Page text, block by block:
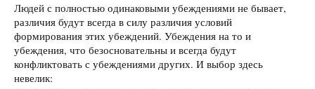
Людей с полностью одинаковыми убеждениями не бывает,
различия будут всегда в силу различия условий
формирования этих убеждений. Убеждения на то и
убеждения, что безосновательны и всегда будут
конфликтовать с убеждениями других. И выбор здесь
невелик: